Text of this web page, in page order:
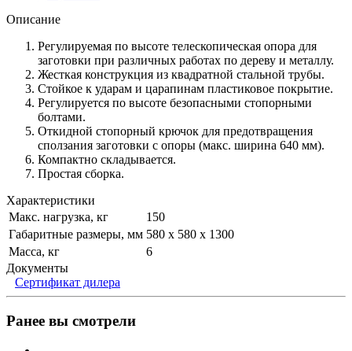
Описание
Регулируемая по высоте телескопическая опора для
заготовки при различных работах по дереву и металлу.
Жесткая конструкция из квадратной стальной трубы.
Стойкое к ударам и царапинам пластиковое покрытие.
Регулируется по высоте безопасными стопорными
болтами.
Откидной стопорный крючок для предотвращения
сползания заготовки с опоры (макс. ширина 640 мм).
Компактно складывается.
Простая сборка.
Характеристики
Макс. нагрузка, кг
150
Габаритные размеры, мм 580 x 580 x 1300
Масса, кг
6
Документы
Сертификат дилера
Ранее вы смотрели